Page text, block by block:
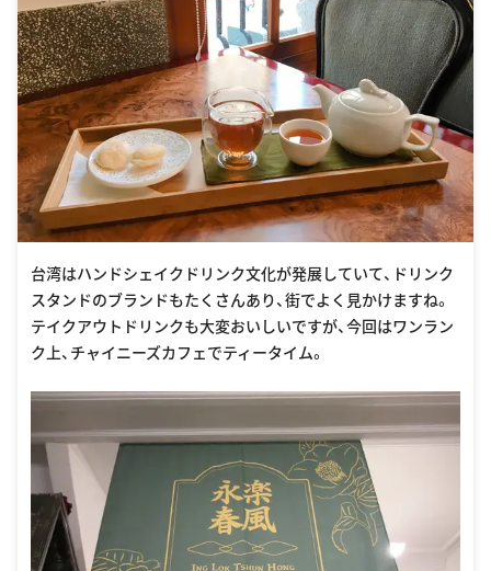
台湾はハンドシェイクドリンク文化が発展していて、ドリンク
スタンドのブランドもたくさんあり、街でよく見かけますね。
テイクアウトドリンクも大変おいしいですが、今回はワンラン
ク上、チャイニーズカフェでティータイム。